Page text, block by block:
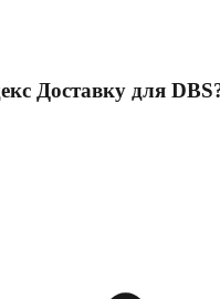
Доставку для